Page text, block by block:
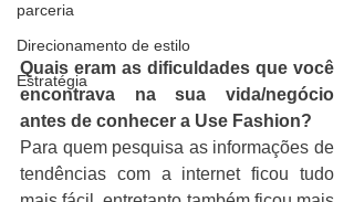
parceria
Direcionamento de estilo
Estratégia
Quais eram as dificuldades que você
encontrava na sua vida/negócio
antes de conhecer a Use Fashion?
Para quem pesquisa as informações de
tendências com a internet ficou tudo